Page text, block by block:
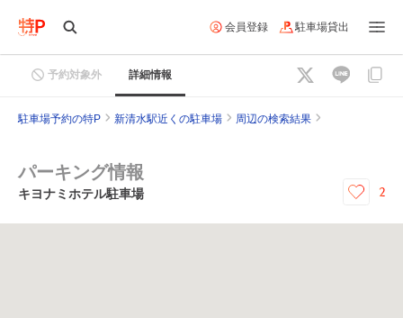
会員登録 駐車場貸出
予約対象外 詳細情報
駐車場予約の特P 新清水駅近くの駐車場 周辺の検索結果
パーキング情報
キヨナミホテル駐車場 2